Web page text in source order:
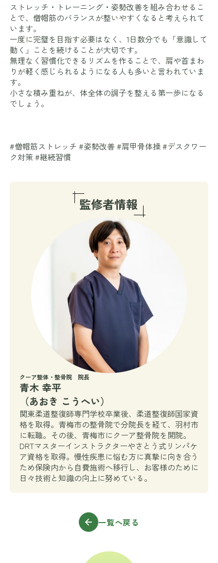
ストレッチ・トレーニング・姿勢改善を組み合わせるこ
とで、僧帽筋のバランスが整いやすくなると考えられて
います。
一度に完璧を目指す必要はなく、1日数分でも「意識して
動く」ことを続けることが大切です。
無理なく習慣化できるリズムを作ることで、肩や首まわ
りが軽く感じられるようになる人も多いと言われていま
す。
小さな積み重ねが、体全体の調子を整える第一歩になる
でしょう。
#僧帽筋ストレッチ #姿勢改善 #肩甲骨体操 #デスクワー
ク対策 #継続習慣
クーア整体・整骨院 院長
青木 幸平
（あおき こうへい）
関東柔道整復師専門学校卒業後、柔道整復師国家資
格を取得。青梅市の整骨院で分院長を経て、羽村市
に転職。その後、青梅市にクーア整骨院を開院。
DRTマスターインストラクターやさとう式リンパケ
ア資格を取得。慢性疾患に悩む方に真摯に向き合う
ため保険内から自費施術へ移行し、お客様のために
日々技術と知識の向上に努めている。
一覧へ戻る